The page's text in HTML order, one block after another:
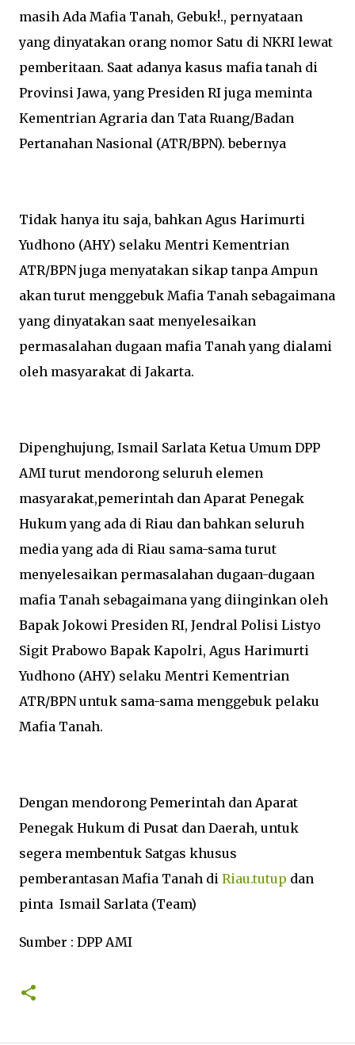
masih Ada Mafia Tanah, Gebuk!., pernyataan
yang dinyatakan orang nomor Satu di NKRI lewat
pemberitaan. Saat adanya kasus mafia tanah di
Provinsi Jawa, yang Presiden RI juga meminta
Kementrian Agraria dan Tata Ruang/Badan
Pertanahan Nasional (ATR/BPN). bebernya
Tidak hanya itu saja, bahkan Agus Harimurti
Yudhono (AHY) selaku Mentri Kementrian
ATR/BPN juga menyatakan sikap tanpa Ampun
akan turut menggebuk Mafia Tanah sebagaimana
yang dinyatakan saat menyelesaikan
permasalahan dugaan mafia Tanah yang dialami
oleh masyarakat di Jakarta.
Dipenghujung, Ismail Sarlata Ketua Umum DPP
AMI turut mendorong seluruh elemen
masyarakat,pemerintah dan Aparat Penegak
Hukum yang ada di Riau dan bahkan seluruh
media yang ada di Riau sama-sama turut
menyelesaikan permasalahan dugaan-dugaan
mafia Tanah sebagaimana yang diinginkan oleh
Bapak Jokowi Presiden RI, Jendral Polisi Listyo
Sigit Prabowo Bapak Kapolri, Agus Harimurti
Yudhono (AHY) selaku Mentri Kementrian
ATR/BPN untuk sama-sama menggebuk pelaku
Mafia Tanah.
Dengan mendorong Pemerintah dan Aparat
Penegak Hukum di Pusat dan Daerah, untuk
segera membentuk Satgas khusus
pemberantasan Mafia Tanah di Riau.tutup dan
pinta Ismail Sarlata (Team)
Sumber : DPP AMI